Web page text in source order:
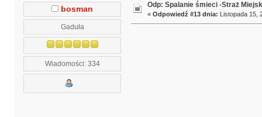
bosman
Gaduła
Wiadomości: 334
Odp: Spalanie śmieci -Straż
« Odpowiedź #13 dnia: Listopada 15,